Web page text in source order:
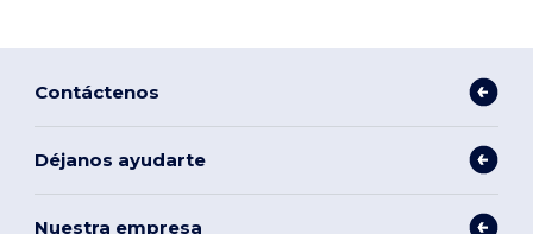
Contáctenos
Déjanos ayudarte
Nuestra empresa